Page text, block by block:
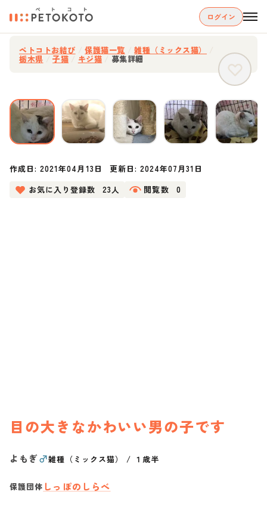
ログイン
ペトコトお結び 保護猫一覧 雑種（ミックス猫）
栃木県 子猫 キジ猫 募集詳細
作成日:2021年04月13日 更新日: 2024年07月31日
お気に入り登録数
23人 閲覧数 0
目の大きなかわいい男の子です
よもぎ♂雑種（ミックス猫） / １歳半
保護団体 しっぽのしらべ